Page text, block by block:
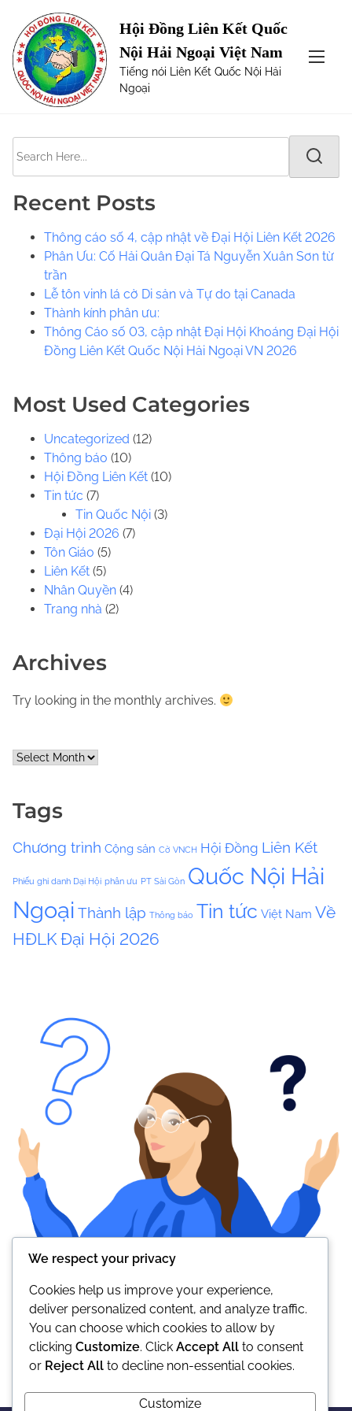
Hội Đồng Liên Kết Quốc
Nội Hải Ngoại Việt Nam
Tiếng nói Liên Kết Quốc Nội Hải
Ngoại
Page not Found
The requested url was not found on this server. Maybe
try one of the links below or a search?
e
Recent Posts
Thông cáo số 4, cập nhật về Đại Hội Liên Kết 2026
Phân Ưu: Cố Hải Quân Đại Tá Nguyễn Xuân Sơn từ
trần
Lễ tôn vinh lá cờ Di sản và Tự do tại Canada
​​Thành kính phân ưu:
Thông Cáo số 03, cập nhật Đại Hội Khoáng Đại Hội
Đồng Liên Kết Quốc Nội Hải Ngoại VN 2026
Most Used Categories
Uncategorized (12)
Thông báo (10)
Hội Đồng Liên Kết (10)
Tin tức (7)
Tin Quốc Nội (3)
Đại Hội 2026 (7)
Tôn Giáo (5)
Liên Kết (5)
Nhân Quyền (4)
Trang nhà (2)
Archives
Try looking in the monthly archives.
A
v
s
Tags
Chương trình Cộng sản Cờ VNCH Hội Đồng Liên Kết
Phiếu ghi danh Dại Hội phân ưu PT Sài Gòn Quốc Nội Hải
Ngoại Thành lập Thông báo Tin tức Việt Nam Về
HĐLKĐại Hội 2026
We respect your privacy
Cookies help us improve your experience,
deliver personalized content, and analyze traffic.
You can choose which cookies to allow by
clicking Customize. Click Accept All to consent
or Reject All to decline non-essential cookies.
Customize